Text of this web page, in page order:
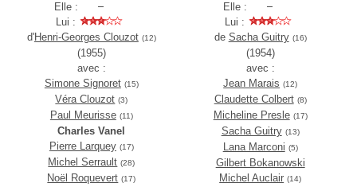
Elle :
Lui :
d'Henri-Georges Clouzot (12)
(1955)
avec :
Simone Signoret (15)
Véra Clouzot (3)
Paul Meurisse (11)
Charles Vanel
Pierre Larquey (17)
Michel Serrault (28)
Noël Roquevert (17)
Elle :
Lui :
de Sacha Guitry (16)
(1954)
avec :
Jean Marais (12)
Claudette Colbert (8)
Micheline Presle (17)
Sacha Guitry (13)
Lana Marconi (5)
Gilbert Bokanowski
Michel Auclair (14)